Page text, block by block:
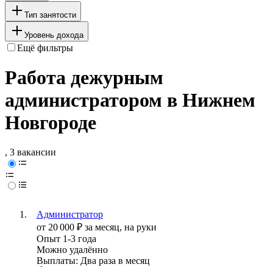
Тип занятости
Уровень дохода
Ещё фильтры
Работа дежурным
администратором в Нижнем
Новгороде
, 3 вакансии
Администратор
от 20 000 ₽ за месяц, на руки
Опыт 1-3 года
Можно удалённо
Выплаты: Два раза в месяц